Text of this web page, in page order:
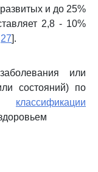
и до 25%
2,8 - 10%
27].
или
состояний) по
классификации